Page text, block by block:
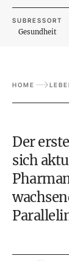
SUBRESSORT
Gesundheit
HOME
Der
sich